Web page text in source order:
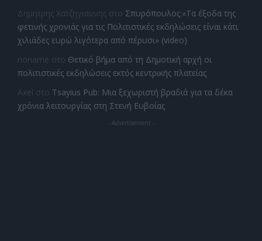
Δημητρης Χατζηγιαννης στο Σπυρόπουλος:«Τα έξοδα της
φετινής χρονιάς για τις Πολιτιστικές εκδηλώσεις είναι κάτι
χιλιάδες ευρώ λιγότερα από πέρυσι» (video)
noname στο Θετικό βήμα από τη Δημοτική αρχή οι
πολιτιστικές εκδηλώσεις εκτός κεντρικής πλατείας
Axel στο Tsayius Pub: Μια ξεχωριστή βραδιά για τα δέκα
χρόνια λειτουργίας στη Στενή Ευβοίας
- Advertisement -